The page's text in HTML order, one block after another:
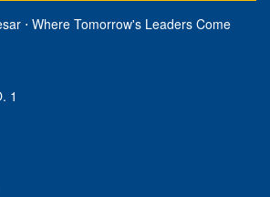
⋅ Where Tomorrow's Leaders Come
1